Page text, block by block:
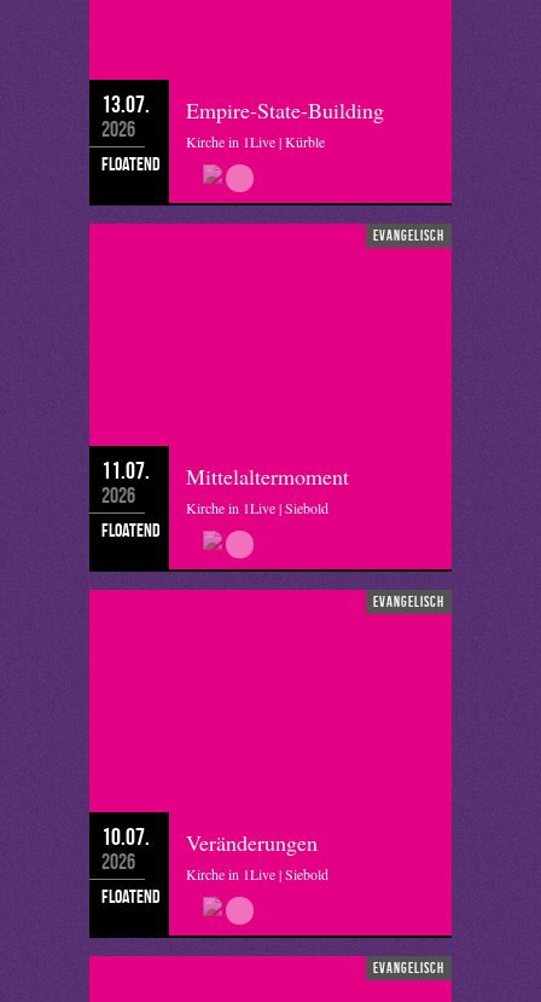
13.07.
2026
floatend
Empire-State-Building
Kirche in 1Live | Kürble
evangelisch
11.07.
2026
floatend
Mittelaltermoment
Kirche in 1Live | Siebold
evangelisch
10.07.
2026
floatend
Veränderungen
Kirche in 1Live | Siebold
evangelisch